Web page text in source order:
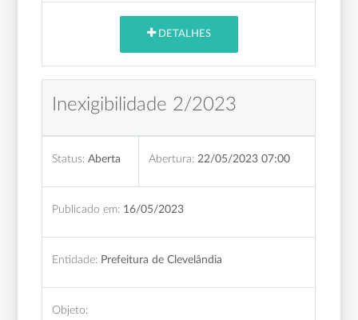
DETALHES
Inexigibilidade 2/2023
Status: Aberta Abertura: 22/05/2023 07:00
Publicado em: 16/05/2023
Entidade: Prefeitura de Clevelândia
Objeto: